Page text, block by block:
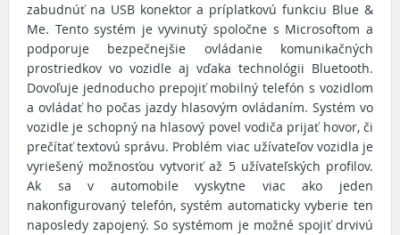
zabudnúť na USB konektor a príplatkovú funkciu Blue &
Me. Tento systém je vyvinutý spoločne s Microsoftom a
podporuje bezpečnejšie ovládanie komunikačných
prostriedkov vo vozidle aj vďaka technológii Bluetooth.
Dovoľuje jednoducho prepojiť mobilný telefón s vozidlom
a ovládať ho počas jazdy hlasovým ovládaním. Systém vo
vozidle je schopný na hlasový povel vodiča prijať hovor, či
prečítať textovú správu. Problém viac užívateľov vozidla je
vyriešený možnosťou vytvoriť až 5 užívateľských profilov.
Ak sa v automobile vyskytne viac ako jeden
nakonfigurovaný telefón, systém automaticky vyberie ten
naposledy zapojený. So systémom je možné spojiť drvivú